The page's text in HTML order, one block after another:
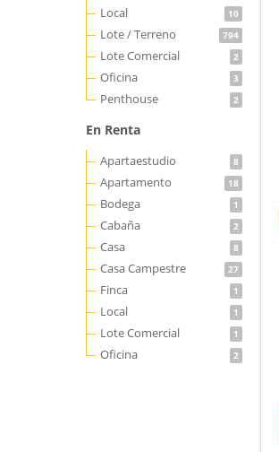
Local 10
Lote / Terreno 794
Lote Comercial 2
Oficina 3
Penthouse 2
En Renta
Apartaestudio 8
Apartamento 18
Bodega 1
Cabaña 2
Casa 8
Casa Campestre 27
Finca 1
Local 1
Lote Comercial 1
Oficina 2